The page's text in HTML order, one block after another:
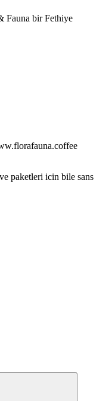
Fauna bir Fethiye
paketleri icin bile sans